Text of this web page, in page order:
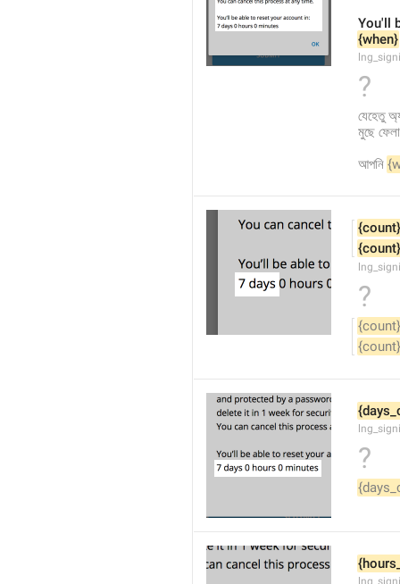
You'll
{when}
?
যেহেতু
মুছে
আপনি
{count}
{count}
?
{count}
{count}
?